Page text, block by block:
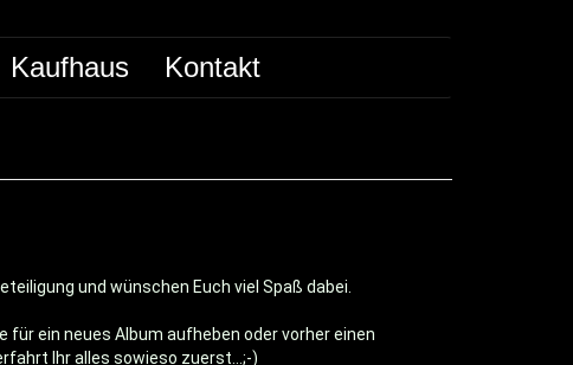
Kaufhaus Kontakt
und wünschen Euch viel Spaß dabei.
ein neues Album aufheben oder vorher einen
Ihr alles sowieso zuerst...;-)